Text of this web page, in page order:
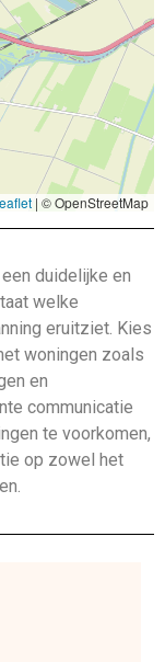
| © OpenStreetMap
duidelijke en
welke
eruitziet. Kies
woningen zoals
en
communicatie
te voorkomen,
op zowel het